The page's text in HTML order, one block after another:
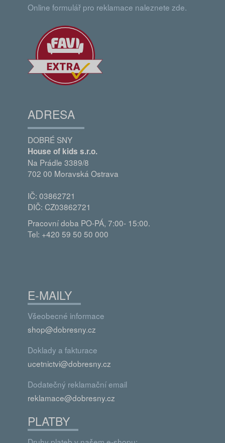
Online formulář pro reklamace naleznete zde.
ADRESA
DOBRÉ SNY
House of kids s.r.o.
Na Prádle 3389/8
702 00 Moravská Ostrava
IČ: 03862721
DIČ: CZ03862721
Pracovní doba PO-PÁ, 7:00- 15:00.
Tel: +420 59 50 50 000
E-MAILY
Všeobecné informace
shop@dobresny.cz
Doklady a fakturace
ucetnictvi@dobresny.cz
Dodatečný reklamační email
reklamace@dobresny.cz
PLATBY